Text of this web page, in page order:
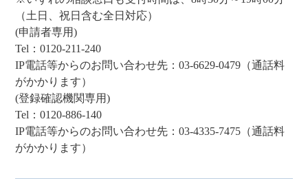
（土日、祝日含む全日対応）
(申請者専用)
Tel：0120-211-240
IP電話等からのお問い合わせ先：03-6629-0479（通話料
がかかります）
(登録確認機関専用)
Tel：0120-886-140
IP電話等からのお問い合わせ先：03-4335-7475（通話料
がかかります）